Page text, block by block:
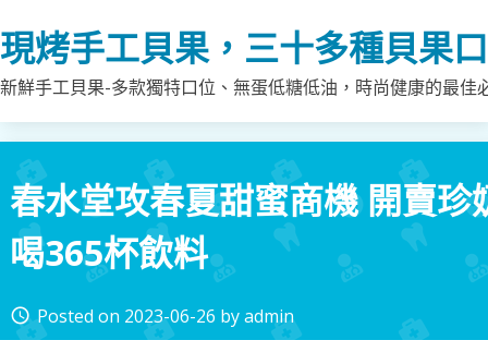
to
content
現烤手工貝果，三十多種貝果
新鮮手工貝果-多款獨特口位、無蛋低糖低油，時尚健康的最
春水堂攻春夏甜蜜商機 開賣珍
喝365杯飲料
access_time Posted on 2023-06-26 byadmin